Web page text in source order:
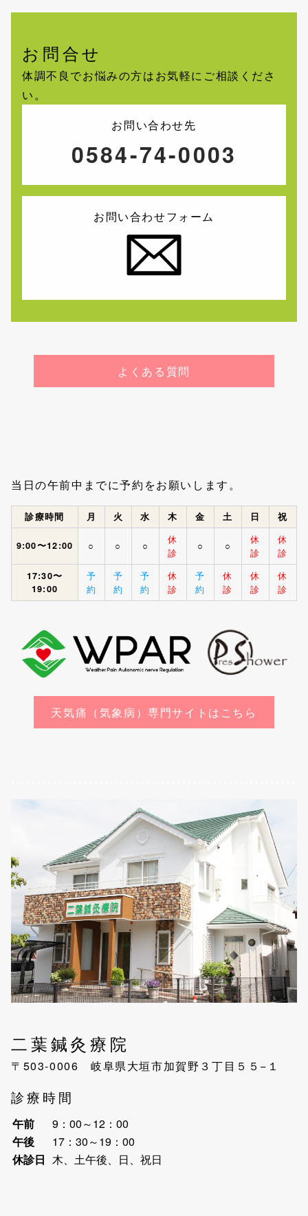
お問合せ
体調不良でお悩みの方はお気軽にご相談くださ
い。
お問い合わせ先
0584-74-0003
お問い合わせフォーム
よくある質問
当日の午前中までに予約をお願いします。
診療時間 月 火 水 木 金 土 日 祝
9:00〜12:00 ○ ○ ○
休
診
○ ○
休
診
休
診
17:30〜
19:00
予
約
予
約
予
約
休
診
予
約
休
診
休
診
休
診
天気痛（気象病）専門サイトはこちら
二葉鍼灸療院
〒503-0006 岐阜県大垣市加賀野３丁目５５−１
診療時間
午前
9：00～12：00
午後
17：30～19：00
休診日 木、土午後、日、祝日